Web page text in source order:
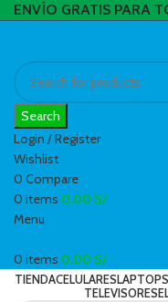
ENVÍO GRATIS PARA
Search
Login / Register
Wishlist
0 Compare
0 items 0.00 S/
Menu
0 items 0.00 S/
TIENDACELULARESLAPTOPS
TELEVISORES